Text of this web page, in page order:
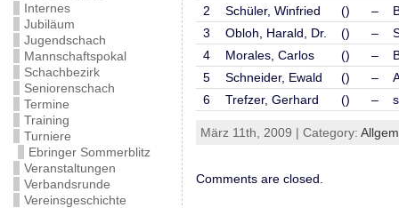
Internes
Jubiläum
Jugendschach
Mannschaftspokal
Schachbezirk
Seniorenschach
Termine
Training
Turniere
Ebringer Sommerblitz
Veranstaltungen
Verbandsrunde
Vereinsgeschichte
2
Schüler, Winfried () –
3
Obloh, Harald, Dr. () –
4
Morales, Carlos () –
5
Schneider, Ewald () –
6
Trefzer, Gerhard () –
März 11th, 2009 | Category:
Comments are closed.